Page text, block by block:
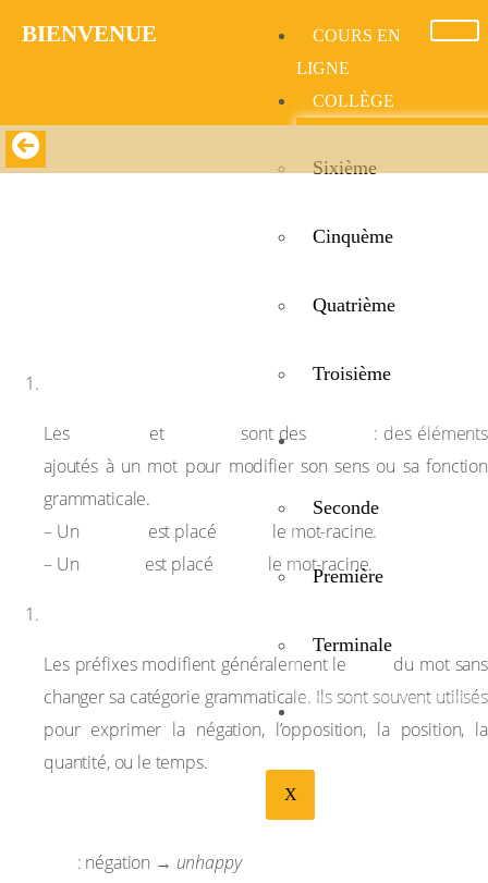
BIENVENUE​
COURS EN
LIGNE
COLLÈGE
Sixième
Cinquème
Quatrième
Troisième
Seconde
Première
Terminale
X
Les et sont des
: des éléments
ajoutés à un mot pour modifier son sens ou sa fonction
grammaticale.
– Un
est placé
le mot-racine.
– Un
est placé le mot-racine.
Les préfixes modifient généralement le
du mot sans
changer sa catégorie grammaticale. Ils sont souvent utilisés
pour exprimer la négation, l’opposition, la position, la
quantité, ou le temps.
: négation → unhappy